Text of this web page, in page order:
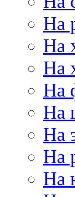
На
На
На
На
На
На
На
На